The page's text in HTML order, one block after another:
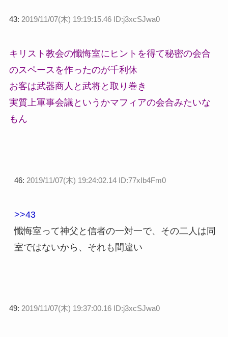
43: 2019/11/07(木) 19:19:15.46 ID:j3xcSJwa0
キリスト教会の懺悔室にヒントを得て秘密の会合
のスペースを作ったのが千利休
お客は武器商人と武将と取り巻き
実質上軍事会議というかマフィアの会合みたいな
もん
46: 2019/11/07(木) 19:24:02.14 ID:77xIb4Fm0
>>43
懺悔室って神父と信者の一対一で、その二人は同
室ではないから、それも間違い
49: 2019/11/07(木) 19:37:00.16 ID:j3xcSJwa0